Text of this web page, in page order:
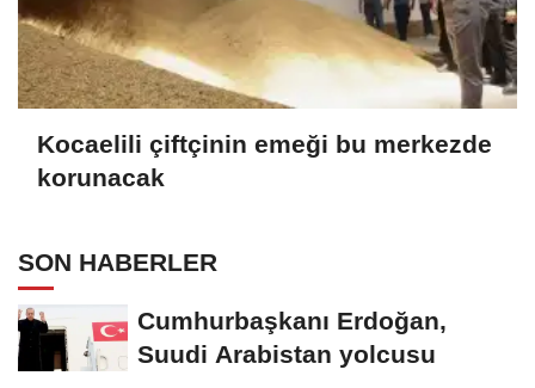
Kocaelili çiftçinin emeği bu merkezde
korunacak
SON HABERLER
Cumhurbaşkanı Erdoğan,
Suudi Arabistan yolcusu